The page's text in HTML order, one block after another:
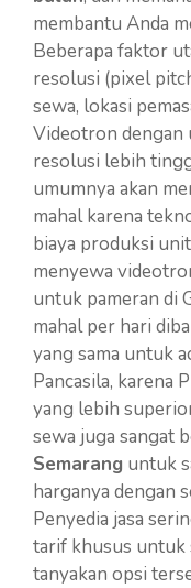
membantu Anda
Beberapa faktor
resolusi (pixel
sewa, lokasi
Videotron dengan
resolusi lebih
umumnya akan
mahal karena
biaya produksi
menyewa
untuk pameran di
mahal per hari
yang sama untuk
Pancasila, karena
yang lebih
sewa juga sangat
Semarang untuk
harganya dengan
Penyedia jasa
tarif khusus untuk
tanyakan opsi